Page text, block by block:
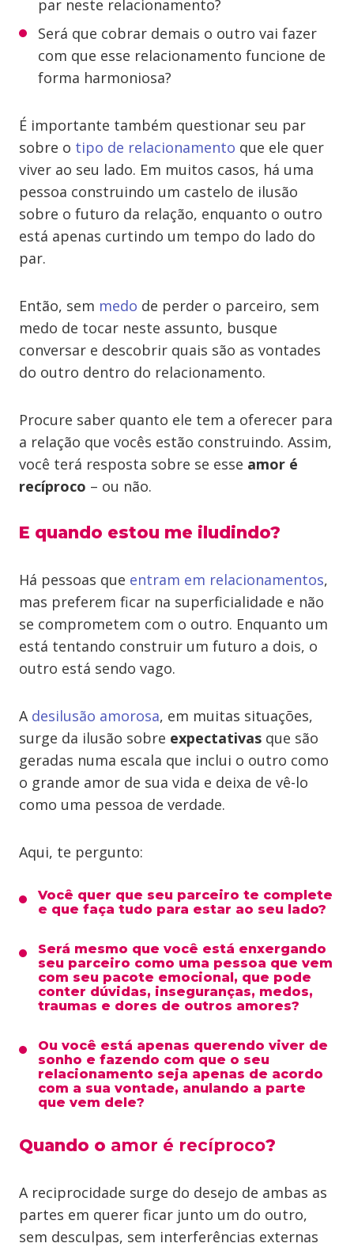
par neste relacionamento?
Será que cobrar demais o outro vai fazer
com que esse relacionamento funcione de
forma harmoniosa?
É importante também questionar seu par
sobre o tipo de relacionamento que ele quer
viver ao seu lado. Em muitos casos, há uma
pessoa construindo um castelo de ilusão
sobre o futuro da relação, enquanto o outro
está apenas curtindo um tempo do lado do
par.
Então, sem medo de perder o parceiro, sem
medo de tocar neste assunto, busque
conversar e descobrir quais são as vontades
do outro dentro do relacionamento.
Procure saber quanto ele tem a oferecer para
a relação que vocês estão construindo. Assim,
você terá resposta sobre se esse amor é
recíproco – ou não.
E quando estou me iludindo?
Há pessoas que entram em relacionamentos,
mas preferem ficar na superficialidade e não
se comprometem com o outro. Enquanto um
está tentando construir um futuro a dois, o
outro está sendo vago.
A desilusão amorosa, em muitas situações,
surge da ilusão sobre expectativas que são
geradas numa escala que inclui o outro como
o grande amor de sua vida e deixa de vê-lo
como uma pessoa de verdade.
Aqui, te pergunto:
Você quer que seu parceiro te complete
e que faça tudo para estar ao seu lado?
Será mesmo que você está enxergando
seu parceiro como uma pessoa que vem
com seu pacote emocional, que pode
conter dúvidas, inseguranças, medos,
traumas e dores de outros amores?
Ou você está apenas querendo viver de
sonho e fazendo com que o seu
relacionamento seja apenas de acordo
com a sua vontade, anulando a parte
que vem dele?
Quando o amor é recíproco?
A reciprocidade surge do desejo de ambas as
partes em querer ficar junto um do outro,
sem desculpas, sem interferências externas